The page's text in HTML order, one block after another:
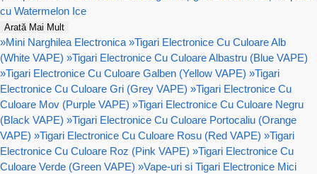
cu Watermelon Ice
Arată Mai Mult
»Mini Narghilea Electronica »Tigari Electronice Cu Culoare Alb
(White VAPE) »Tigari Electronice Cu Culoare Albastru (Blue VAPE)
»Tigari Electronice Cu Culoare Galben (Yellow VAPE) »Tigari
Electronice Cu Culoare Gri (Grey VAPE) »Tigari Electronice Cu
Culoare Mov (Purple VAPE) »Tigari Electronice Cu Culoare Negru
(Black VAPE) »Tigari Electronice Cu Culoare Portocaliu (Orange
VAPE) »Tigari Electronice Cu Culoare Rosu (Red VAPE) »Tigari
Electronice Cu Culoare Roz (Pink VAPE) »Tigari Electronice Cu
Culoare Verde (Green VAPE) »Vape-uri si Tigari Electronice Mici